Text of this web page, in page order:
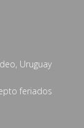
Uruguay
feriados